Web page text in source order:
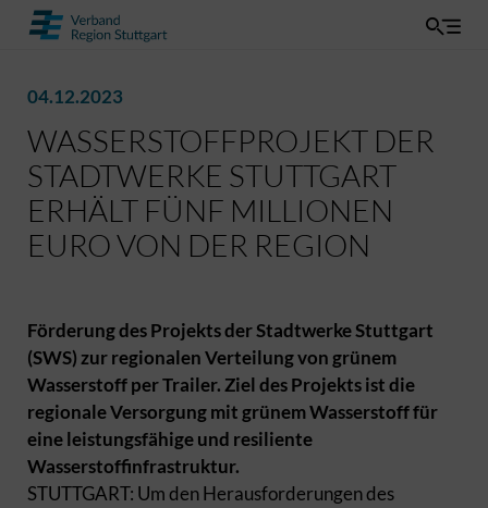
04.12.2023
WASSERSTOFFPROJEKT DER
STADTWERKE STUTTGART
ERHÄLT FÜNF MILLIONEN
EURO VON DER REGION
Förderung des Projekts der Stadtwerke Stuttgart
(SWS) zur regionalen Verteilung von grünem
Wasserstoff per Trailer. Ziel des Projekts ist die
regionale Versorgung mit grünem Wasserstoff für
eine leistungsfähige und resiliente
Wasserstoffinfrastruktur.
STUTTGART: Um den Herausforderungen des